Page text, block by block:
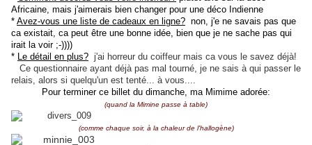
Africaine, mais j'aimerais bien changer pour une déco Indienne
* Avez-vous une liste de cadeaux en ligne? non, j'e ne savais pas que
ca existait, ca peut être une bonne idée, bien que je ne sache pas qui
irait la voir ;-))))
* Le détail en plus? j'ai horreur du coiffeur mais ca vous le savez déjà!
Ce questionnaire ayant déjà pas mal tourné, je ne sais à qui passer le
relais, alors si quelqu'un est tenté... à vous....
Pour terminer ce billet du dimanche, ma Mimime adorée:
(quand la Mimine passe à table)
(comme chaque soir, à la chaleur de l'hallogène)